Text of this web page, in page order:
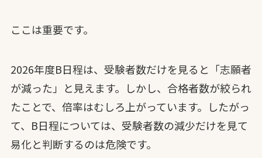
ここは重要です。
2026年度B日程は、受験者数だけを見ると「志願者
が減った」と見えます。しかし、合格者数が絞られ
たことで、倍率はむしろ上がっています。したがっ
て、B日程については、受験者数の減少だけを見て
易化と判断するのは危険です。